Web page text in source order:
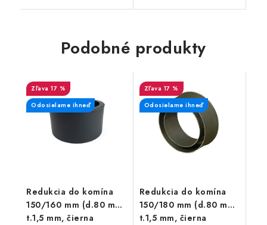
vzduchotechnické...Podobné produkty
Redukcia do komína
150/160 mm (d.80 mm)
t.1,5 mm, čierna
17 %
Odosielame ihneď
Redukcia do komína
150/180 mm (d.80 mm)
t.1,5 mm, čierna
17 %
Odosielame ihneď